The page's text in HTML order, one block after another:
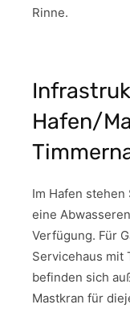
Rinne.
Hafen/
Im Hafen
eine
Verfügung. Für
Servicehaus mit
befinden sich
Mastkran für